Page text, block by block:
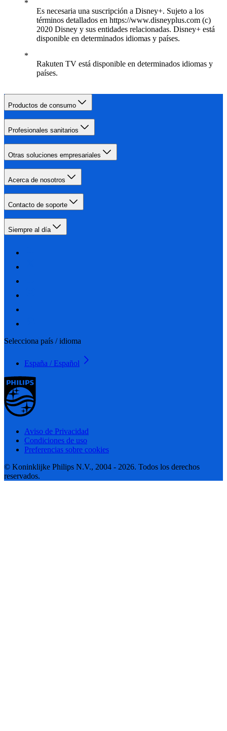
Es necesaria una suscripción a Disney+. Sujeto a los
términos detallados en https://www.disneyplus.com (c)
2020 Disney y sus entidades relacionadas. Disney+ está
disponible en determinados idiomas y países.
Rakuten TV está disponible en determinados idiomas y
países.
Productos de consumo
Profesionales sanitarios
Otras soluciones empresariales
Acerca de nosotros
Contacto de soporte
Siempre al día
Selecciona país / idioma
España / Español
Aviso de Privacidad
Condiciones de uso
Preferencias sobre cookies
© Koninklijke Philips N.V., 2004 - 2026. Todos los derechos
reservados.